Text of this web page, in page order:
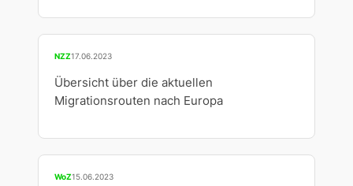
NZZ17.06.2023
Übersicht über die aktuellen
Migrationsrouten nach Europa
WoZ15.06.2023